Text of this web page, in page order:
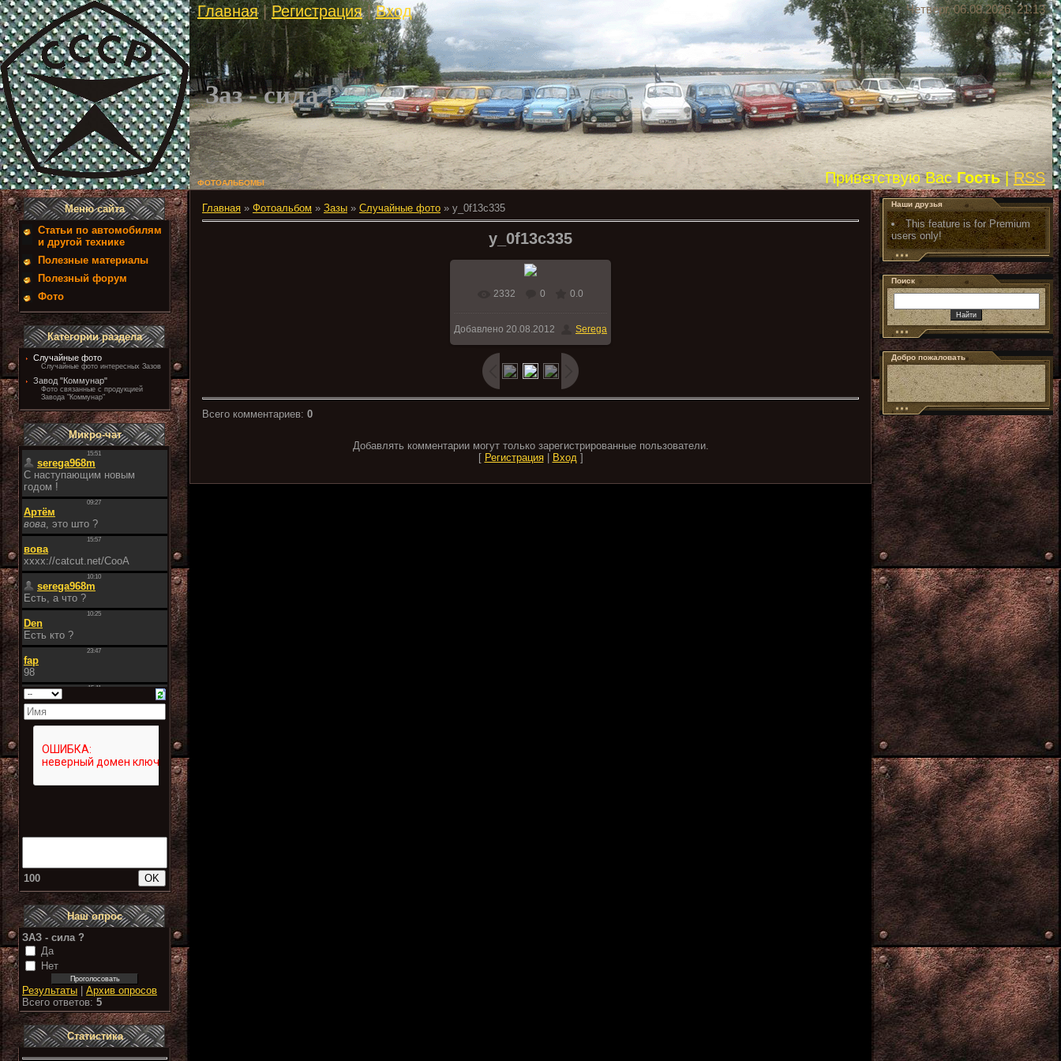
Главная|Регистрация|Вход Четверг, 06.08.2026, 21:13
Заз - сила !
ФОТОАЛЬБОМЫ Приветствую Вас Гость|RSS
Меню сайта
Статьи по автомобилям
и другой технике
Полезные материалы
Полезный форум
Фото
Категории раздела
Случайные фото
Случайные фото интересных Зазов
Завод "Коммунар"
Фото связанные с продукцией
Завода "Коммунар"
Микро-чат
100
Наш опрос
ЗАЗ - сила ?
Да
Нет
Результаты
Архив опросов
Всего ответов: 5
Статистика
Главная » Фотоальбом » Зазы » Случайные фото » y_0f13c335
y_0f13c335
В реальном размере
640x422/ 73.8Kb
2332 0 0.0
Добавлено 20.08.2012 Serega
Всего комментариев: 0
Добавлять комментарии могут только зарегистрированные пользователи.
[ Регистрация| Вход]
Наши друзья
This feature is for Premium
users only!
Поиск
Добро пожаловать